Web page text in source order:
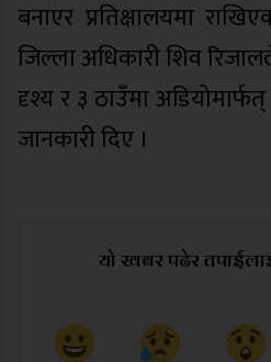
बनाएर प्रतिक्षालयमा
जिल्ला अधिकारी शिव
दृश्य र ३ ठाउँमा
जानकारी दिए ।
यो खबर पढेर